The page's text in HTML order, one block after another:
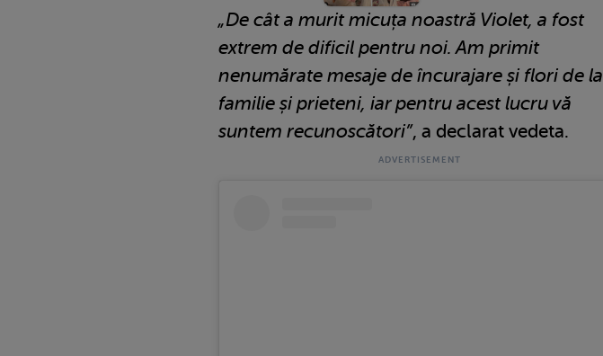
„De cât a murit micuța noastră Violet, a fost
extrem de dificil pentru noi. Am primit
nenumărate mesaje de încurajare și flori de la
familie și prieteni, iar pentru acest lucru vă
suntem recunoscători”, a declarat vedeta.